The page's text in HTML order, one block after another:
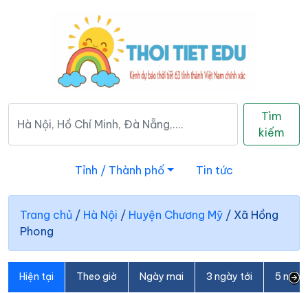
Tìm
kiếm
Tỉnh / Thành phố Tin tức
Trang chủ / Hà Nội / Huyện Chương Mỹ / Xã Hồng
Phong
Hiện tại Theo giờ Ngày mai 3 ngày tới 5